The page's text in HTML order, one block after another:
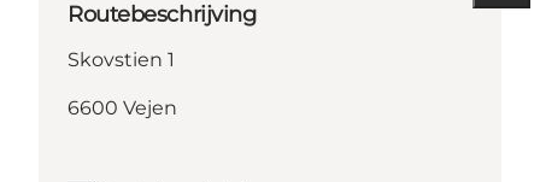
Routebeschrijving
Skovstien 1
6600 Vejen